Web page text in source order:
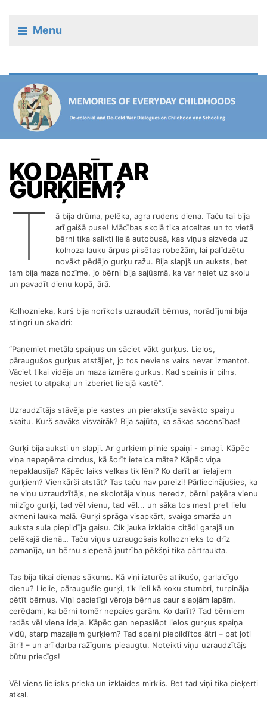
Menu
KO DARĪT AR
GURĶIEM?
T
ā bija drūma, pelēka, agra rudens diena. Taču tai bija
arī gaišā puse! Mācības skolā tika atceltas un to vietā
bērni tika salikti lielā autobusā, kas viņus aizveda uz
kolhoza lauku ārpus pilsētas robežām, lai palīdzētu
novākt pēdējo gurķu ražu. Bija slapjš un auksts, bet
tam bija maza nozīme, jo bērni bija sajūsmā, ka var neiet uz skolu
un pavadīt dienu kopā, ārā.
Kolhoznieka, kurš bija norīkots uzraudzīt bērnus, norādījumi bija
stingri un skaidri:
“Paņemiet metāla spaiņus un sāciet vākt gurķus. Lielos,
pāraugušos gurķus atstājiet, jo tos neviens vairs nevar izmantot.
Vāciet tikai vidēja un maza izmēra gurķus. Kad spainis ir pilns,
nesiet to atpakaļ un izberiet lielajā kastē”.
Uzraudzītājs stāvēja pie kastes un pierakstīja savākto spaiņu
skaitu. Kurš savāks visvairāk? Bija sajūta, ka sākas sacensības!
Gurķi bija auksti un slapji. Ar gurķiem pilnie spaiņi - smagi. Kāpēc
viņa nepaņēma cimdus, kā šorīt ieteica māte? Kāpēc viņa
nepaklausīja? Kāpēc laiks velkas tik lēni? Ko darīt ar lielajiem
gurķiem? Vienkārši atstāt? Tas taču nav pareizi! Pārliecinājušies, ka
ne viņu uzraudzītājs, ne skolotāja viņus neredz, bērni paķēra vienu
milzīgo gurķi, tad vēl vienu, tad vēl... un sāka tos mest pret lielu
akmeni lauka malā. Gurķi sprāga visapkārt, svaiga smarža un
auksta sula piepildīja gaisu. Cik jauka izklaide citādi garajā un
pelēkajā dienā… Taču viņus uzraugošais kolhoznieks to drīz
pamanīja, un bērnu slepenā jautrība pēkšņi tika pārtraukta.
Tas bija tikai dienas sākums. Kā viņi izturēs atlikušo, garlaicīgo
dienu? Lielie, pāraugušie gurķi, tik lieli kā koku stumbri, turpināja
pētīt bērnus. Viņi pacietīgi vēroja bērnus caur slapjām lapām,
cerēdami, ka bērni tomēr nepaies garām. Ko darīt? Tad bērniem
radās vēl viena ideja. Kāpēc gan nepaslēpt lielos gurķus spaiņa
vidū, starp mazajiem gurķiem? Tad spaiņi piepildītos ātri – pat ļoti
ātri! – un arī darba ražīgums pieaugtu. Noteikti viņu uzraudzītājs
būtu priecīgs!
Vēl viens lielisks prieka un izklaides mirklis. Bet tad viņi tika pieķerti
atkal.